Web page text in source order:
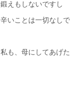
鍛えもしないですし
辛いことは一切なし
私も、母にしてあげ